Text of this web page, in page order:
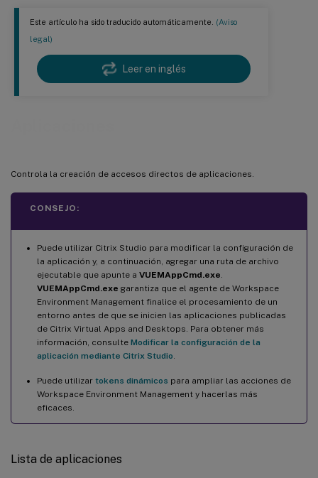
Este artículo ha sido traducido automáticamente. (Aviso
legal)
Leer en inglés
Controla la creación de accesos directos de aplicaciones.
CONSEJO:
Puede utilizar Citrix Studio para modificar la configuración de
la aplicación y, a continuación, agregar una ruta de archivo
ejecutable que apunte a VUEMAppCmd.exe
VUEMAppCmd.exe garantiza que el agente de Workspace
Environment Management finalice el procesamiento de un
entorno antes de que se inicien las aplicaciones publicadas
de Citrix Virtual Apps and Desktops. Para obtener más
información, consulte Modificar la configuración de la
aplicación mediante Citrix Studio
Puede utilizar tokens dinámicos para ampliar las acciones de
Workspace Environment Management y hacerlas más
eficaces.
Lista de aplicaciones